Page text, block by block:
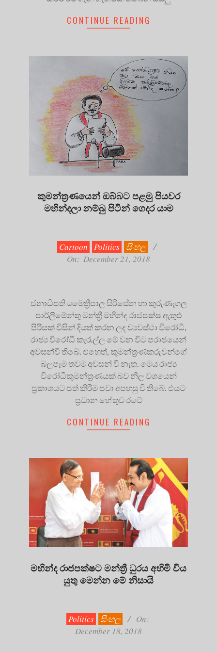
CONTINUE READING
කුමන්ත්‍රණයෙන් ඔබ්බට පළමු පියවර
මහින්දලා නම්බු පිටින් ගෙදර යාම
Cartoon Politics
සිංහල
On: December 21, 2018
ජනාධිපති මෛත්‍රීපාල සිරිසේන හා කුරුණෑගල
පාර්ලිමේන්තු මන්ත්‍රී මහින්ද රාජපක්ෂ ඇතුළු
පිරිසක් විසින් දියත් කරන ලද ව්‍යවස්ථා විරෝධී,
රාජ්‍ය විරෝධී කැරැල්ල මේ වන විට පරාජයෙන්
අවසන්වී තිබේ. එහෙත්, කුමන්ත්‍රණකරුවන්ගේ
බලපෑම තවම අවසන් වී නැත. මෙය රාජ්‍ය
විරෝධීකුමන්ත්‍රණයක් බව නිල වශයෙන්
ප්‍රකාශයට පත් කිරීම පවා අපහසු වී තිබේ. එයට
ප්‍රධාන හේතුව රටේ
CONTINUE READING
මහින්ද රාජපක්ෂට මන්ත්‍රී ධුරය අහිමි විය
යුතු මෙන්න මේ නිසායි
Politics සිංහල
On:
December 18, 2018